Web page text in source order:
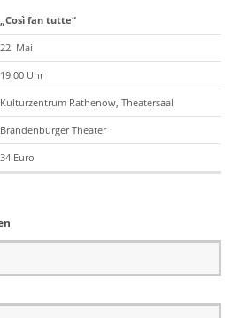
„Così fan tutte“
22. Mai
19:00 Uhr
Kulturzentrum Rathenow, Theatersaal
Brandenburger Theater
34 Euro